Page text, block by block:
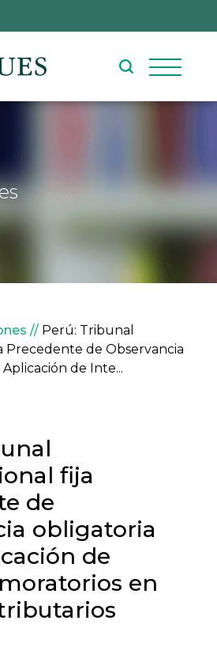
enlaces de
Perú: Tribunal
Precedente de Observancia
de Inte...
fija
de
obligatoria
de
en